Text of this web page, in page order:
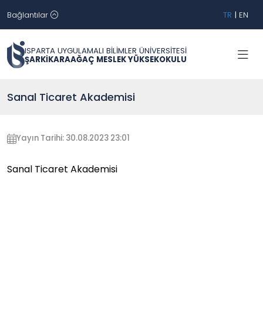
Bağlantılar TR | EN
ISPARTA UYGULAMALI BİLİMLER ÜNİVERSİTESİ
ŞARKİKARAAĞAÇ MESLEK YÜKSEKOKULU
Sanal Ticaret Akademisi
Yayın Tarihi: 30.08.2023 23:01
Sanal Ticaret Akademisi